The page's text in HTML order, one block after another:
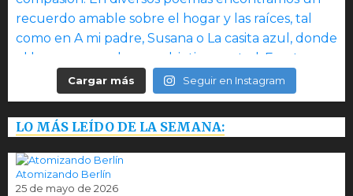
Cargar más Seguir en Instagram
LO MÁS LEÍDO DE LA SEMANA:
Atomizando Berlín
25 de mayo de 2026